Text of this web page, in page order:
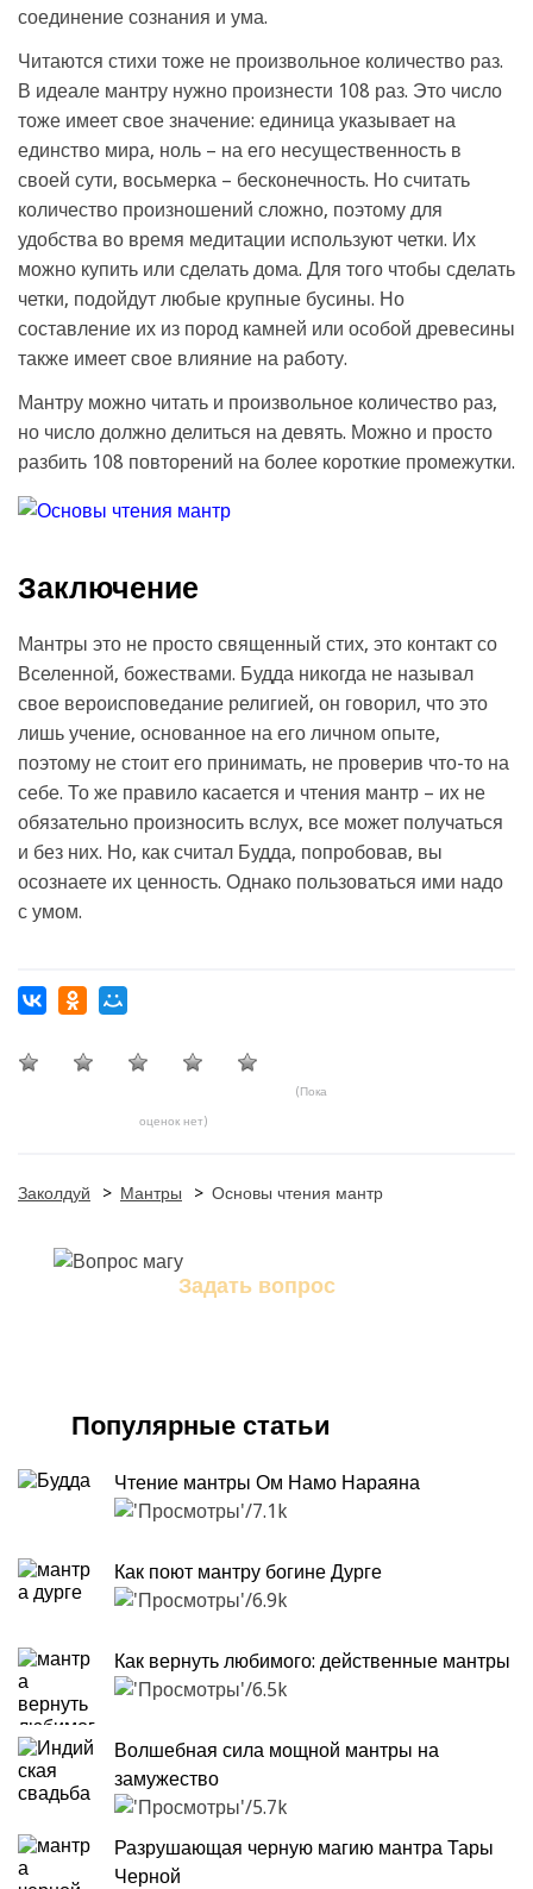
соединение сознания и ума.
Читаются стихи тоже не произвольное количество раз.
В идеале мантру нужно произнести 108 раз. Это число
тоже имеет свое значение: единица указывает на
единство мира, ноль – на его несущественность в
своей сути, восьмерка – бесконечность. Но считать
количество произношений сложно, поэтому для
удобства во время медитации используют четки. Их
можно купить или сделать дома. Для того чтобы сделать
четки, подойдут любые крупные бусины. Но
составление их из пород камней или особой древесины
также имеет свое влияние на работу.
Мантру можно читать и произвольное количество раз,
но число должно делиться на девять. Можно и просто
разбить 108 повторений на более короткие промежутки.
Заключение
Мантры это не просто священный стих, это контакт со
Вселенной, божествами. Будда никогда не называл
свое вероисповедание религией, он говорил, что это
лишь учение, основанное на его личном опыте,
поэтому не стоит его принимать, не проверив что-то на
себе. То же правило касается и чтения мантр – их не
обязательно произносить вслух, все может получаться
и без них. Но, как считал Будда, попробовав, вы
осознаете их ценность. Однако пользоваться ими надо
с умом.
(Пока
оценок нет)
Заколдуй > Мантры > Основы чтения мантр
Задать вопрос
Популярные статьи
Чтение мантры Ом Намо Нараяна
7.1k
Как поют мантру богине Дурге
6.9k
Как вернуть любимого: действенные мантры
6.5k
Волшебная сила мощной мантры на
замужество
5.7k
Разрушающая черную магию мантра Тары
Черной